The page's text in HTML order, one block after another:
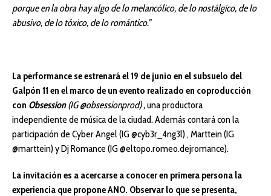
porque en la obra hay algo de lo melancólico, de lo nostálgico, de lo
abusivo, de lo tóxico, de lo romántico.”
La performance se estrenará el 19 de junio en el subsuelo del
Galpón 11 en el marco de un evento realizado en coproducción
con Obsession(IG @obsessionprod) ,una productora
independiente de música de la ciudad. Además contará con la
participación de Cyber Angel (IG @cyb3r_4ng3l) , Marttein (IG
@marttein) y Dj Romance (IG @eltopo.romeo.dejromance).
La invitación es a acercarse a conocer en primera persona la
experiencia que propone ANO. Observar lo que se presenta,